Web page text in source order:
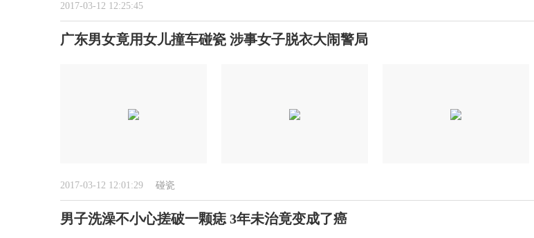
2017-03-12 12:25:45
广东男女竟用女儿撞车碰瓷 涉事女子脱衣大闹警局
2017-03-12 12:01:29 碰瓷
男子洗澡不小心搓破一颗痣 3年未治竟变成了癌